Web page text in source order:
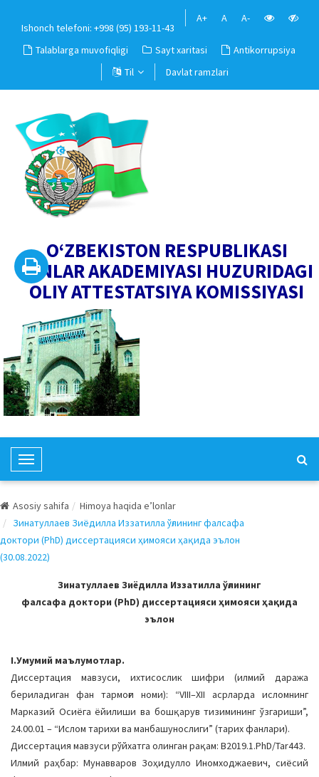
Ishonch telefoni: +998 (95) 193-11-43
A+ A A-
Talablarga muvofiqligi Sayt xaritasi
Antikorrupsiya
Til
Davlat ramzlari
O‘ZBEKISTON RESPUBLIKASI
FANLAR AKADEMIYASI HUZURIDAGI
OLIY ATTESTATSIYA KOMISSIYASI
T
o
g
l
e
N
v
t
i
o
n
Asosiy sahifa
Himoya haqida e’lonlar
Зинатуллаев Зиёдилла Иззатилла ўғлининг фалсафа
доктори (PhD) диссертацияси ҳимояси ҳақида эълон
(30.08.2022)
Зинатуллаев Зиёдилла Иззатилла ўғлининг
фалсафа доктори (PhD) диссертацияси ҳимояси ҳақида
эълон
I.Умумий маълумотлар.
Диссертация мавзуси, ихтисослик шифри (илмий даража
бериладиган фан тармоғи номи): “VIII–XII асрларда исломнинг
Марказий Осиёга ёйилиши ва бошқарув тизимининг ўзгариши”,
24.00.01 – “Ислом тарихи ва манбашунослиги” (тарих фанлари).
Диссертация мавзуси рўйхатга олинган рақам: B2019.1.PhD/Tar443.
Илмий раҳбар: Мунавваров Зоҳидулло Иномходжаевич, сиёсий